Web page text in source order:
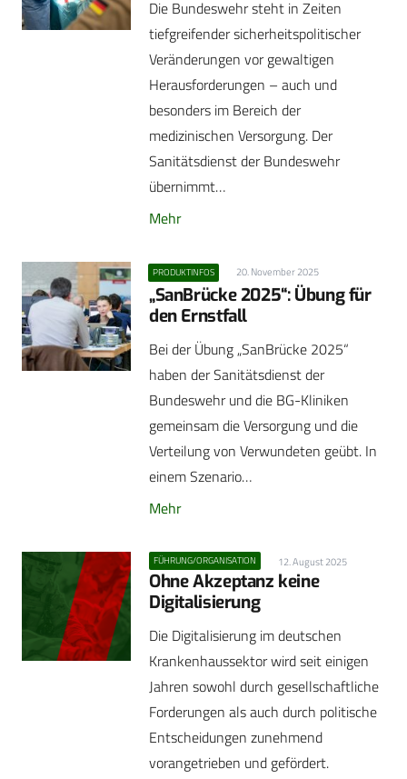
Die Bundeswehr steht in Zeiten
tiefgreifender sicherheitspolitischer
Veränderungen vor gewaltigen
Herausforderungen – auch und
besonders im Bereich der
medizinischen Versorgung. Der
Sanitätsdienst der Bundeswehr
übernimmt…
Mehr
PRODUKTINFOS 20. November 2025
„SanBrücke 2025“: Übung für
den Ernstfall
Bei der Übung „SanBrücke 2025“
haben der Sanitätsdienst der
Bundeswehr und die BG-Kliniken
gemeinsam die Versorgung und die
Verteilung von Verwundeten geübt. In
einem Szenario…
Mehr
FÜHRUNG/ORGANISATION 12. August 2025
Ohne Akzeptanz keine
Digitalisierung
Die Digitalisierung im deutschen
Krankenhaussektor wird seit einigen
Jahren sowohl durch gesellschaftliche
Forderungen als auch durch politische
Entscheidungen zunehmend
vorangetrieben und gefördert.